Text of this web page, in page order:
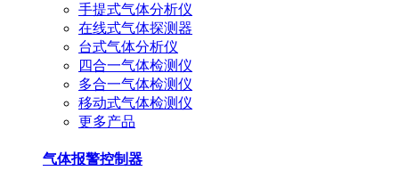
手提式气体分析仪
在线式气体探测器
台式气体分析仪
四合一气体检测仪
多合一气体检测仪
移动式气体检测仪
更多产品
气体报警控制器